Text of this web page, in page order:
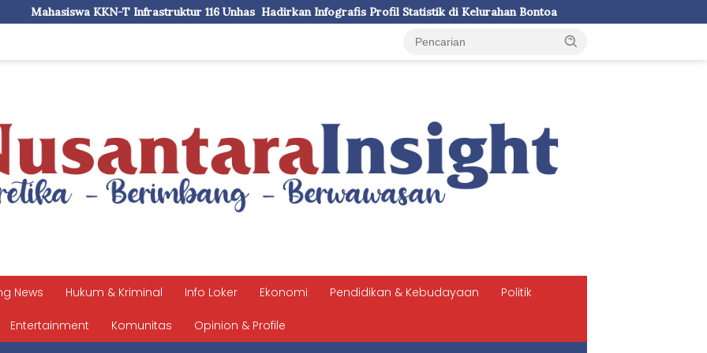
Infrastruktur 116 Unhas Hadirkan Infografis Profil Statistik di Kelurahan Bontoa LDII Sulsel dan SPN Batua Polda Sulsel
News Hukum & Kriminal Info Loker Ekonomi Pendidikan & Kebudayaan Politik
Entertainment Komunitas Opinion & Profile